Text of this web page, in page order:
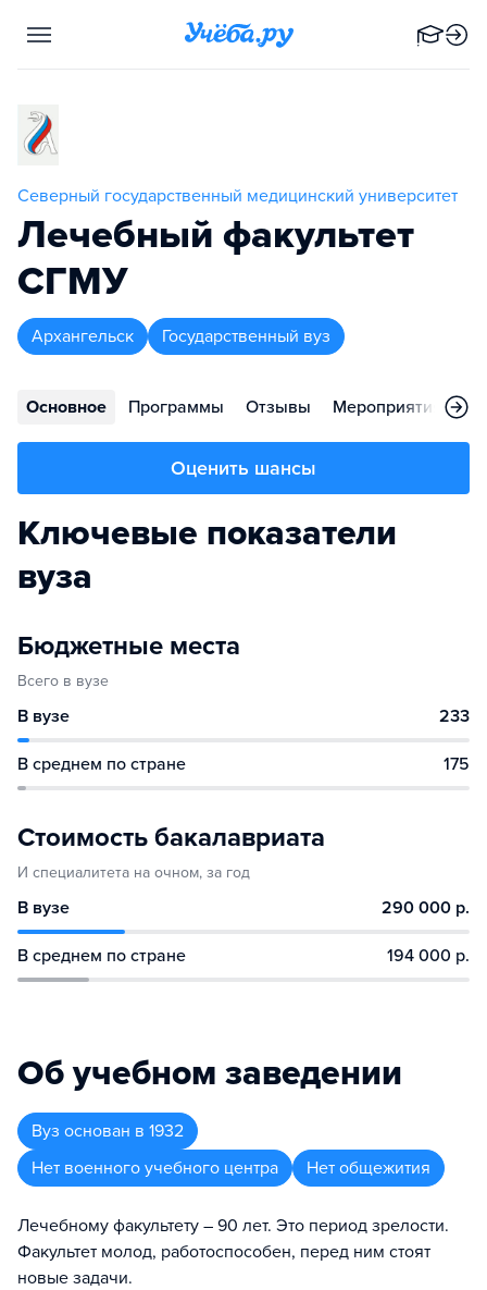
Северный государственный медицинский университет
Лечебный факультет
СГМУ
Архангельск Государственный вуз
Основное Программы Отзывы Мероприятия
Оценить шансы
Ключевые показатели
вуза
Бюджетные места
Всего в вузе
В вузе 233
В среднем по стране 175
Стоимость бакалавриата
И специалитета на очном, за год
В вузе 290 000 р.
В среднем по стране 194 000 р.
Об учебном заведении
Вуз основан в 1932
Нет военного учебного центра
Нет общежития
Лечебному факультету – 90 лет. Это период зрелости.
Факультет молод, работоспособен, перед ним стоят
новые задачи.